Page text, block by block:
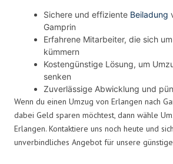
Sichere und effiziente Beiladung
Gamprin
Erfahrene Mitarbeiter, die sich
kümmern
Kostengünstige Lösung, um
senken
Zuverlässige Abwicklung und
Wenn du einen Umzug von Erlangen nach
dabei Geld sparen möchtest, dann wähle
Erlangen. Kontaktiere uns noch heute und
unverbindliches Angebot für unsere